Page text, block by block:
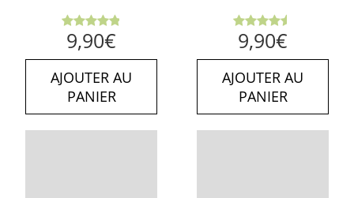
Note
4.86sur
5
9,90€
AJOUTER AU
PANIER
Note
4.50sur
5
9,90€
AJOUTER AU
PANIER